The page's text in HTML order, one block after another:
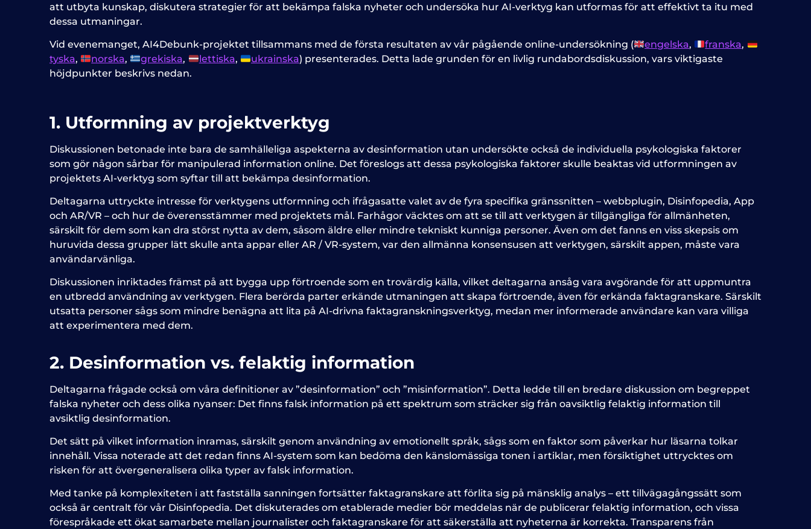
att utbyta kunskap, diskutera strategier för att bekämpa falska nyheter och undersöka hur AI-verktyg kan utformas för att effektivt ta itu med
dessa utmaningar.
Vid evenemanget, AI4Debunk-projektet tillsammans med de första resultaten av vår pågående online-undersökning ( engelska, franska,
tyska, norska, grekiska, lettiska, ukrainska) presenterades. Detta lade grunden för en livlig rundabordsdiskussion, vars viktigaste
höjdpunkter beskrivs nedan.
1. Utformning av projektverktyg
Diskussionen betonade inte bara de samhälleliga aspekterna av desinformation utan undersökte också de individuella psykologiska faktorer
som gör någon sårbar för manipulerad information online. Det föreslogs att dessa psykologiska faktorer skulle beaktas vid utformningen av
projektets AI-verktyg som syftar till att bekämpa desinformation.
Deltagarna uttryckte intresse för verktygens utformning och ifrågasatte valet av de fyra specifika gränssnitten – webbplugin, Disinfopedia, App
och AR/VR – och hur de överensstämmer med projektets mål. Farhågor väcktes om att se till att verktygen är tillgängliga för allmänheten,
särskilt för dem som kan dra störst nytta av dem, såsom äldre eller mindre tekniskt kunniga personer. Även om det fanns en viss skepsis om
huruvida dessa grupper lätt skulle anta appar eller AR / VR-system, var den allmänna konsensusen att verktygen, särskilt appen, måste vara
användarvänliga.
Diskussionen inriktades främst på att bygga upp förtroende som en trovärdig källa, vilket deltagarna ansåg vara avgörande för att uppmuntra
en utbredd användning av verktygen. Flera berörda parter erkände utmaningen att skapa förtroende, även för erkända faktagranskare. Särskilt
utsatta personer sågs som mindre benägna att lita på AI-drivna faktagranskningsverktyg, medan mer informerade användare kan vara villiga
att experimentera med dem.
2. Desinformation vs. felaktig information
Deltagarna frågade också om våra definitioner av ”desinformation” och ”misinformation”. Detta ledde till en bredare diskussion om begreppet
falska nyheter och dess olika nyanser: Det finns falsk information på ett spektrum som sträcker sig från oavsiktlig felaktig information till
avsiktlig desinformation.
Det sätt på vilket information inramas, särskilt genom användning av emotionellt språk, sågs som en faktor som påverkar hur läsarna tolkar
innehåll. Vissa noterade att det redan finns AI-system som kan bedöma den känslomässiga tonen i artiklar, men försiktighet uttrycktes om
risken för att övergeneralisera olika typer av falsk information.
Med tanke på komplexiteten i att fastställa sanningen fortsätter faktagranskare att förlita sig på mänsklig analys – ett tillvägagångssätt som
också är centralt för vår Disinfopedia. Det diskuterades om etablerade medier bör meddelas när de publicerar felaktig information, och vissa
förespråkade ett ökat samarbete mellan journalister och faktagranskare för att säkerställa att nyheterna är korrekta. Transparens från